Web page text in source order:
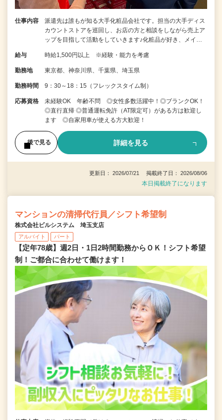
仕事内容
派遣先は誰もが知る大手化粧品会社です。担当の大手ディス
カウントストアを巡回し、お店の方と相談をしながら売上ア
ップを目指して活動をしていきます♪化粧品が好き、メイ…
給与 時給1,500円以上 ※経験・能力を考慮
勤務地 東京都、神奈川県、千葉県、埼玉県
勤務時間 9：30～18：15（フレックスタイム制）
応募資格
未経験OK 年齢不問 ◎女性多数活躍中！◎ブランクOK！
◎直行直帰 ◎普通運転免許（AT限定可）がある方は歓迎し
ます ◎自家用車が使える方大歓迎！
後で見る 詳細を見る
更新日： 2026/07/21 掲載終了日： 2026/08/06
本日掲載終了になります
マンションの清掃代行員／シフト希望制
株式会社ビルシステム 埼玉支店
アルバイト パート
【定年78歳】週2日・1日2時間勤務からＯＫ！シフト希望
制！ご都合に合わせて働けます！